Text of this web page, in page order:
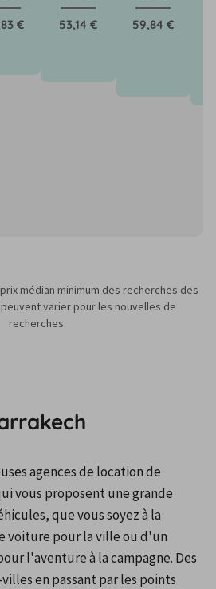
€ 53,14 € 59,84 €
médian minimum des recherches des
varier pour les nouvelles de
recherches.
agences de location de
vous proposent une grande
que vous soyez à la
voiture pour la ville ou d'un
l'aventure à la campagne. Des
en passant par les points